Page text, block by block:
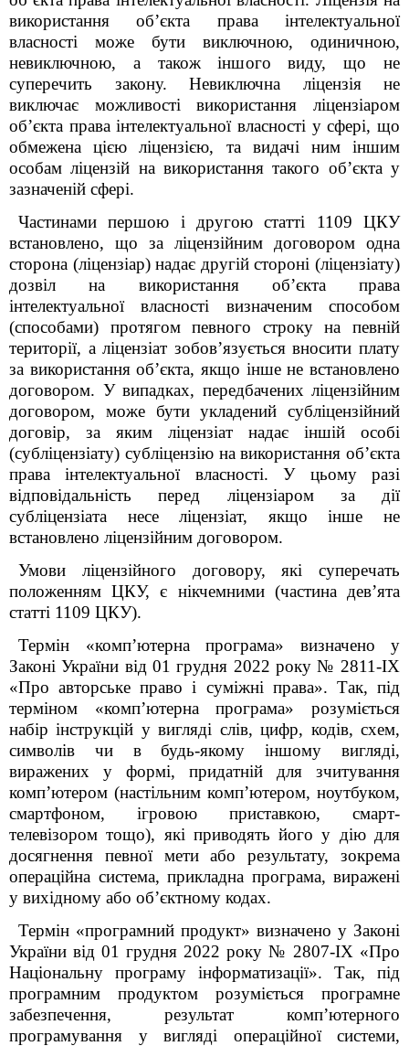
використання об’єкта права інтелектуальної
власності може бути виключною, одиничною,
невиключною, а також іншого виду, що не
суперечить закону. Невиключна ліцензія не
виключає можливості використання ліцензіаром
об’єкта права інтелектуальної власності у сфері, що
обмежена цією ліцензією, та видачі ним іншим
особам ліцензій на використання такого об’єкта у
зазначеній сфері.
Частинами першою і другою статті 1109 ЦКУ
встановлено, що за ліцензійним договором одна
сторона (ліцензіар) надає другій стороні (ліцензіату)
дозвіл на використання об’єкта права
інтелектуальної власності визначеним способом
(способами) протягом певного строку на певній
території, а ліцензіат зобов’язується вносити плату
за використання об’єкта, якщо інше не встановлено
договором. У випадках, передбачених ліцензійним
договором, може бути укладений субліцензійний
договір, за яким ліцензіат надає іншій особі
(субліцензіату) субліцензію на використання об’єкта
права інтелектуальної власності. У цьому разі
відповідальність перед ліцензіаром за дії
субліцензіата несе ліцензіат, якщо інше не
встановлено ліцензійним договором.
Умови ліцензійного договору, які суперечать
положенням ЦКУ, є нікчемними (частина дев’ята
статті 1109 ЦКУ).
Термін «комп’ютерна програма» визначено у
Законі України від 01 грудня 2022 року № 2811-IX
«Про авторське право і суміжні права». Так, під
терміном «комп’ютерна програма» розуміється
набір інструкцій у вигляді слів, цифр, кодів, схем,
символів чи в будь-якому іншому вигляді,
виражених у формі, придатній для зчитування
комп’ютером (настільним комп’ютером, ноутбуком,
смартфоном, ігровою приставкою, смарт-
телевізором тощо), які приводять його у дію для
досягнення певної мети або результату, зокрема
операційна система, прикладна програма, виражені
у вихідному або об’єктному кодах.
Термін «програмний продукт» визначено у Законі
України від 01 грудня 2022 року № 2807-IX «Про
Національну програму інформатизації». Так, під
програмним продуктом розуміється програмне
забезпечення, результат комп’ютерного
програмування у вигляді операційної системи,